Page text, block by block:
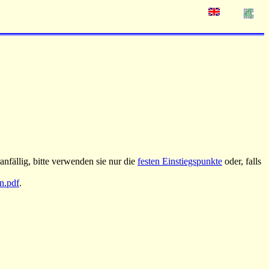
bitte verwenden sie nur die festen Einstiegspunkte oder, falls
.